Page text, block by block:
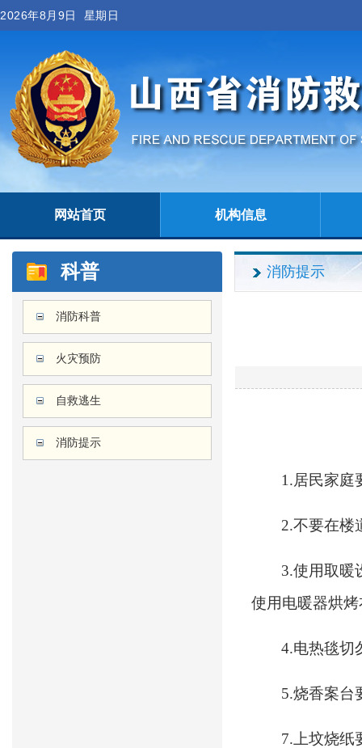
2026年8月9日 星期日
网站首页 机构信息
科普
消防科普
火灾预防
自救逃生
消防提示
消防提示
1.居民家庭
2.不要在楼
3.使用取暖
使用电暖器烘
4.电热毯切
5.烧香案台
7.上坟烧纸